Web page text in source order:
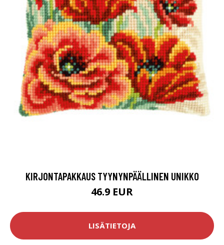
KIRJONTAPAKKAUS TYYNYNPÄÄLLINEN UNIKKO
46.9 EUR
LISÄTIETOJA